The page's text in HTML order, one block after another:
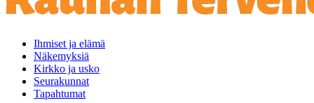
Ihmiset ja elämä
Näkemyksiä
Kirkko ja usko
Seurakunnat
Tapahtumat